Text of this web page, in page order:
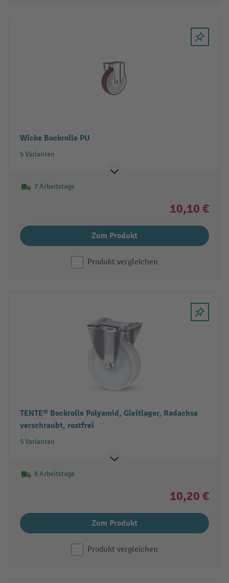
Wicke Bockrolle PU
5 Varianten
7 Arbeitstage
10,10 €
Zum Produkt
Produkt vergleichen
TENTE® Bockrolle Polyamid, Gleitlager, Radachse
verschraubt, rostfrei
5 Varianten
8 Arbeitstage
10,20 €
Zum Produkt
Produkt vergleichen